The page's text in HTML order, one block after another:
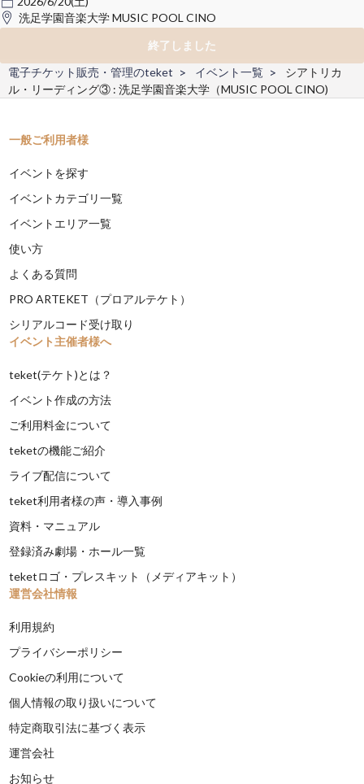
洗足学園音楽大学 MUSIC POOL CINO
終了しました
電子チケット販売・管理のteket
イベント一覧
シアトリカ
ル・リーディング③ : 洗足学園音楽大学（MUSIC POOL CINO)
一般ご利用者様
イベントを探す
イベントカテゴリ一覧
イベントエリア一覧
使い方
よくある質問
PRO ARTEKET（プロアルテケト）
シリアルコード受け取り
イベント主催者様へ
teket(テケト)とは？
イベント作成の方法
ご利用料金について
teketの機能ご紹介
ライブ配信について
teket利用者様の声・導入事例
資料・マニュアル
登録済み劇場・ホール一覧
teketロゴ・プレスキット（メディアキット）
運営会社情報
利用規約
プライバシーポリシー
Cookieの利用について
個人情報の取り扱いについて
特定商取引法に基づく表示
運営会社
お知らせ